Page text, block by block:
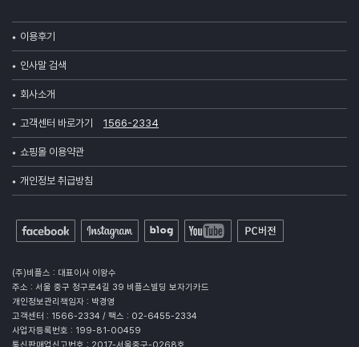
이용후기
인사말 검색
회사소개
고객센터 바로가기 1566-2334
쇼핑몰 이용약관
개인정보 취급방침
(주)비플스 : 대표이사 이왕수
주소 : 서울 중구 청구로4길 39 비플스빌딩 보자기카드
개인정보관리책임자 : 박경영
고객센터 : 1566-2334 / 팩스 : 02-6455-2334
사업자등록번호 : 199-81-00459